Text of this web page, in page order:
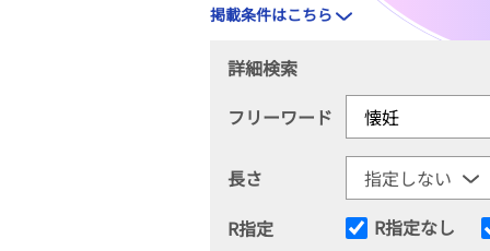
掲載条件はこちら
詳細検索
フリーワード
長さ
R指定
R指定なし